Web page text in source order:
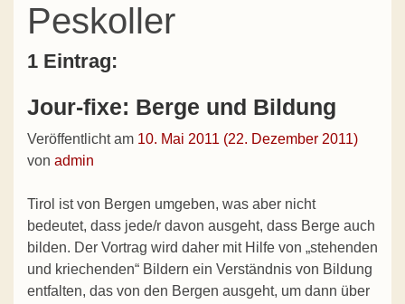
Peskoller
1 Eintrag:
Jour-fixe: Berge und Bildung
Veröffentlicht am 10. Mai 2011 (22. Dezember 2011)
von admin
Tirol ist von Bergen umgeben, was aber nicht
bedeutet, dass jede/r davon ausgeht, dass Berge auch
bilden. Der Vortrag wird daher mit Hilfe von „stehenden
und kriechenden“ Bildern ein Verständnis von Bildung
entfalten, das von den Bergen ausgeht, um dann über